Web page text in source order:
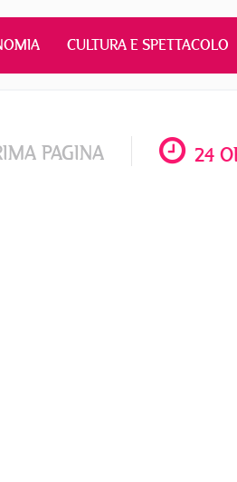
CULTURA E SPETTACOLO
PAGINA 24